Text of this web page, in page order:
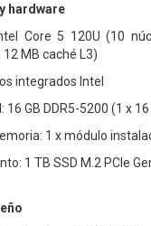
hardware
Core 5 120U (10
12 MB caché L3)
integrados Intel
16 GB DDR5-5200 (1 x 16
1 x módulo
1 TB SSD M.2 PCIe